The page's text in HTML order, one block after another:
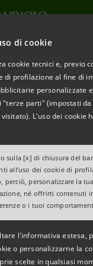
di cookie
cookie tecnici e, previo
di profilazione al fine di
personalizzate
"terze parti" (impostati
L'uso dei cookie
sulla [x] di chiusura del
all’uso dei cookie di
perciò, personalizzare la
né offrirti contenuti
o i tuoi
l'informativa estesa,
o personalizzarne la
scelte in qualsiasi
tutte le Società e
alla normativa
i propri canali
previsti dalla
e ispirati ai valori
è uno dei
unacostante
propri canali e